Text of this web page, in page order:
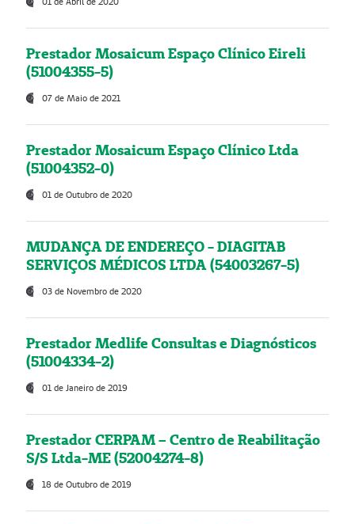
Prestador Mosaicum Espaço Clínico Eireli
(51004355-5)
07 de Maio de 2021
Prestador Mosaicum Espaço Clínico Ltda
(51004352-0)
01 de Outubro de 2020
MUDANÇA DE ENDEREÇO - DIAGITAB
SERVIÇOS MÉDICOS LTDA (54003267-5)
03 de Novembro de 2020
Prestador Medlife Consultas e Diagnósticos
(51004334-2)
01 de Janeiro de 2019
Prestador CERPAM – Centro de Reabilitação
S/S Ltda-ME (52004274-8)
18 de Outubro de 2019